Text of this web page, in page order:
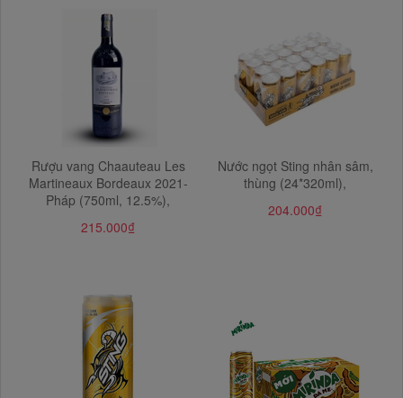
Rượu vang Chaauteau Les
Martineaux Bordeaux 2021-
Pháp (750ml, 12.5%),
215.000₫
Nước ngọt Sting nhân sâm,
thùng (24*320ml),
204.000₫